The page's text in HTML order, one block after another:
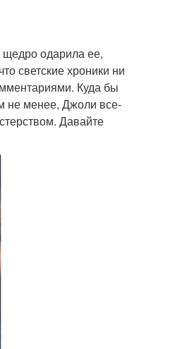
одарила ее,
светские хроники ни
Куда бы
не менее, Джоли все-
Давайте